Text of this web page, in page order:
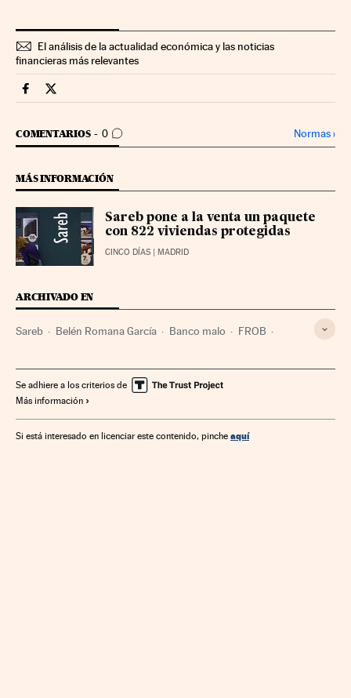
El análisis de la actualidad económica y las noticias
financieras más relevantes
Mercados Financieros Cinco Días en Facebook
Mercados Financieros Cinco Días en Twitter
COMENTARIOS 0
IR A LOS COMENTARIOS Normas›
MÁS INFORMACIÓN
Sareb pone a la venta un paquete
con 822 viviendas protegidas
CINCO DÍAS | MADRID
ARCHIVADO EN
Sareb Belén Romana García Banco malo FROB
Organismos financieros Política bancaria
Se adhiere a los criterios de
Más información
Si está interesado en licenciar este contenido, pinche aquí